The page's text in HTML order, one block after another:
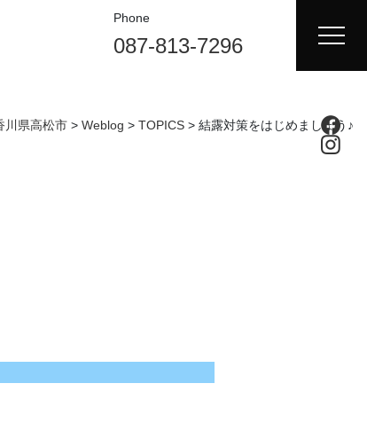
Phone
087-813-7296
川県高松市 > Weblog > TOPICS > 結露対策をはじめましょう♪